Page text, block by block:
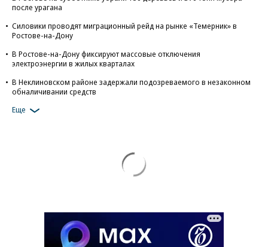
после урагана
Силовики проводят миграционный рейд на рынке «Темерник» в
Ростове-на-Дону
В Ростове-на-Дону фиксируют массовые отключения
электроэнергии в жилых кварталах
В Неклиновском районе задержали подозреваемого в незаконном
обналичивании средств
Еще